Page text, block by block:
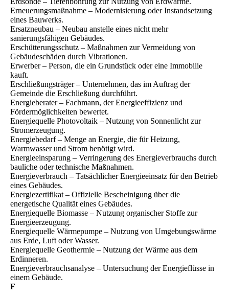
Erneuerungsmaßnahme – Modernisierung oder Instandsetzung
eines Bauwerks.
Ersatzneubau – Neubau anstelle eines nicht mehr
sanierungsfähigen Gebäudes.
Erschütterungsschutz – Maßnahmen zur Vermeidung von
Gebäudeschäden durch Vibrationen.
Erwerber – Person, die ein Grundstück oder eine Immobilie
kauft.
Erschließungsträger – Unternehmen, das im Auftrag der
Gemeinde die Erschließung durchführt.
Energieberater – Fachmann, der Energieeffizienz und
Fördermöglichkeiten bewertet.
Energiequelle Photovoltaik – Nutzung von Sonnenlicht zur
Stromerzeugung.
Energiebedarf – Menge an Energie, die für Heizung,
Warmwasser und Strom benötigt wird.
Energieeinsparung – Verringerung des Energieverbrauchs durch
bauliche oder technische Maßnahmen.
Energieverbrauch – Tatsächlicher Energieeinsatz für den Betrieb
eines Gebäudes.
Energiezertifikat – Offizielle Bescheinigung über die
energetische Qualität eines Gebäudes.
Energiequelle Biomasse – Nutzung organischer Stoffe zur
Energieerzeugung.
Energiequelle Wärmepumpe – Nutzung von Umgebungswärme
aus Erde, Luft oder Wasser.
Energiequelle Geothermie – Nutzung der Wärme aus dem
Erdinneren.
Energieverbrauchsanalyse – Untersuchung der Energieflüsse in
einem Gebäude.
F